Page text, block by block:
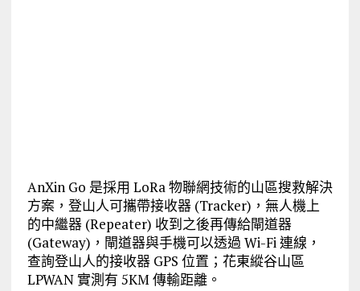
AnXin Go 是採用 LoRa 物聯網技術的山區搜救解決
方案，登山人可攜帶接收器 (Tracker)，無人機上
的中繼器 (Repeater) 收到之後再傳給閘道器
(Gateway)，閘道器與手機可以透過 Wi-Fi 連線，
查詢登山人的接收器 GPS 位置；花東縱谷山區
LPWAN 實測有 5KM 傳輸距離。